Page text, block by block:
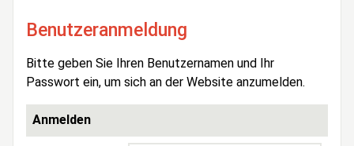
Benutzeranmeldung
Bitte geben Sie Ihren Benutzernamen und Ihr
Passwort ein, um sich an der Website anzumelden.
Anmelden